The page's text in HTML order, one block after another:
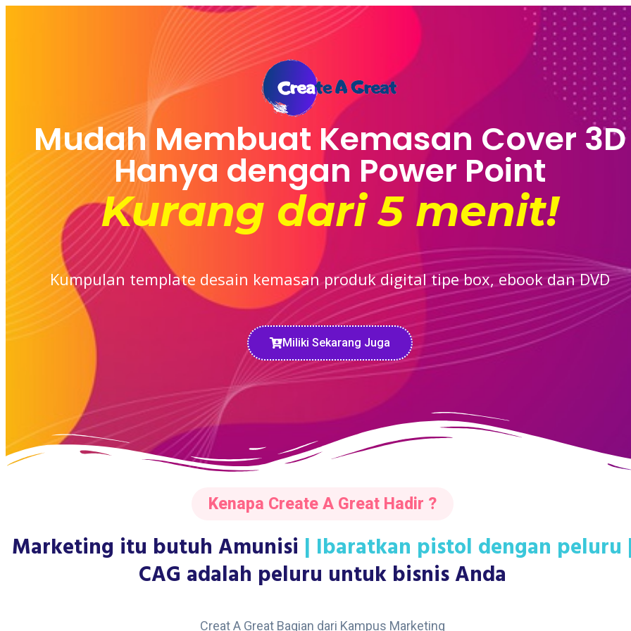
Mudah Membuat Kemasan Cover 3D
Hanya dengan Power Point
Kurang dari 5 menit!
Kumpulan template desain kemasan produk digital tipe box, ebook dan DVD
Miliki Sekarang Juga
Kenapa Create A Great Hadir ?
Marketing itu butuh Amunisi | Ibaratkan pistol dengan peluru
CAG adalah peluru untuk bisnis Anda
Creat A Great Bagian dari Kampus Marketing